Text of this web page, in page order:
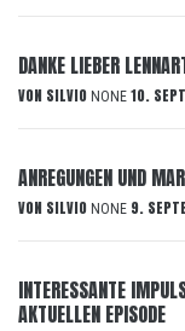
DANKE LIEBER
VON SILVIO NONE 10.
ANREGUNGEN UND
VON SILVIO NONE 9.
INTERESSANTE
AKTUELLEN EPISODE